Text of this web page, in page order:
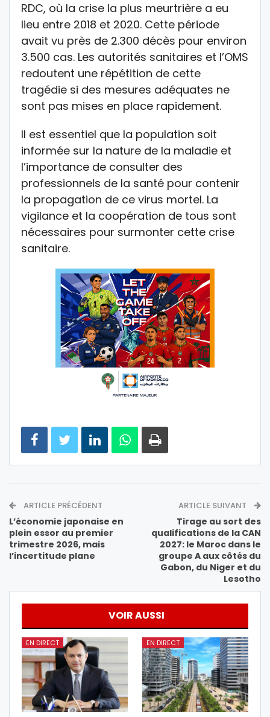
RDC, où la crise la plus meurtrière a eu
lieu entre 2018 et 2020. Cette période
avait vu près de 2.300 décès pour environ
3.500 cas. Les autorités sanitaires et l’OMS
redoutent une répétition de cette
tragédie si des mesures adéquates ne
sont pas mises en place rapidement.
Il est essentiel que la population soit
informée sur la nature de la maladie et
l’importance de consulter des
professionnels de la santé pour contenir
la propagation de ce virus mortel. La
vigilance et la coopération de tous sont
nécessaires pour surmonter cette crise
sanitaire.
ARTICLE PRÉCÉDENT
L’économie japonaise en
plein essor au premier
trimestre 2026, mais
l’incertitude plane
ARTICLE SUIVANT
Tirage au sort des
qualifications de la CAN
2027: le Maroc dans le
groupe A aux côtés du
Gabon, du Niger et du
Lesotho
VOIR AUSSI
EN DIRECT EN DIRECT